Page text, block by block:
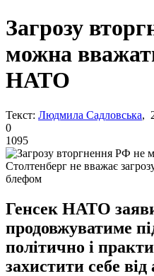
Загрозу
можна
НАТО
Текст: Людмила Садловська,
0
1095
Столтенберг не вважає
блефом
Генсек НАТО
продовжуватиме
політично і
захистити себе від